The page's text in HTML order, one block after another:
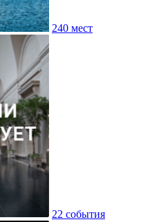
240 мест
22 события